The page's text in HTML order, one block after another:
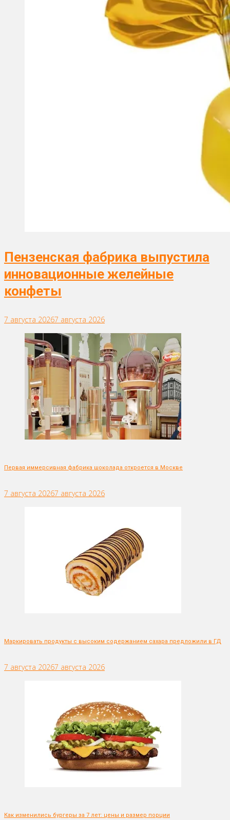
Пензенская фабрика выпустила
инновационные желейные
конфеты
7 августа 20267 августа 2026
Первая иммерсивная фабрика шоколада откроется в Москве
7 августа 20267 августа 2026
Маркировать продукты с высоким содержанием сахара предложили в ГД
7 августа 20267 августа 2026
Как изменились бургеры за 7 лет: цены и размер порции